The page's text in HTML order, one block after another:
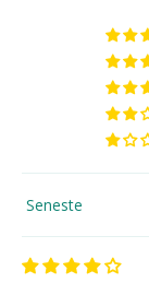
Sort by